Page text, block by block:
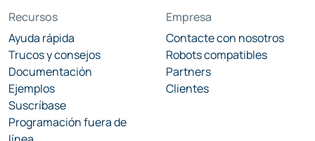
Recursos
Ayuda rápida
Trucos y consejos
Documentación
Ejemplos
Suscríbase
Programación fuera de
Empresa
Contacte con nosotros
Robots compatibles
Partners
Clientes